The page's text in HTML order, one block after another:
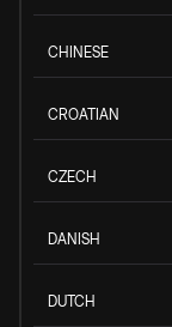
CHINESE
CROATIAN
CZECH
DANISH
DUTCH